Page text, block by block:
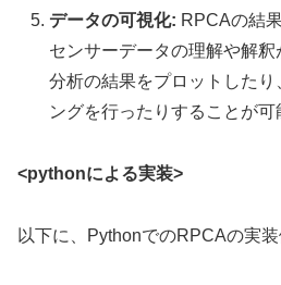
データの可視化: RPCAの結
センサーデータの理解や解
分析の結果をプロットした
ングを行ったりすることが可
<pythonによる実装>
以下に、PythonでのRPCAの実装